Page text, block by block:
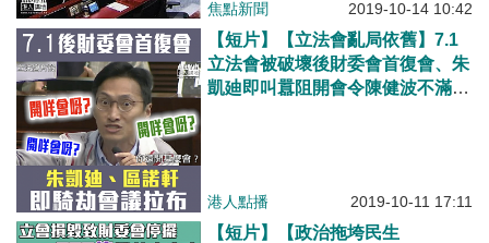
焦點新聞 2019-10-14 10:42
【短片】【立法會亂局依舊】7.1
立法會被破壞後財委會首復會、朱
凱廸即叫囂阻開會令陳健波不滿：
港人點播 2019-10-11 17:11
【短片】【政治拖垮民生